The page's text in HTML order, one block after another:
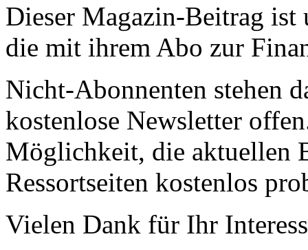
Dieser Magazin-Beitrag ist
die mit ihrem Abo zur
Nicht-Abonnenten stehen
kostenlose Newsletter
Möglichkeit, die aktuellen
Ressortseiten kostenlos
Vielen Dank für Ihr